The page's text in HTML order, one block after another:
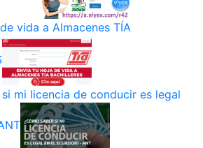
vida a Almacenes TÍA
mi licencia de conducir es legal